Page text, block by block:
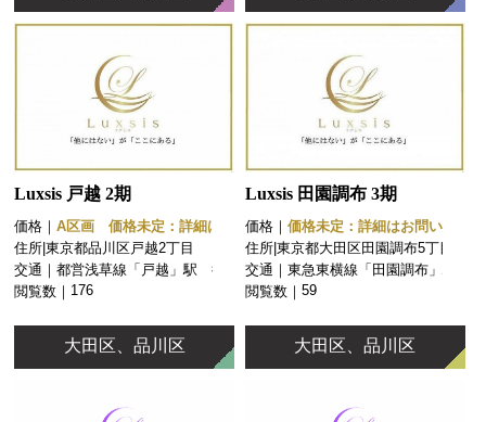
Luxsis 戸越 2期
価格｜A区画 価格未定：詳細はお問
い合わせください。
B区画 価格未定：詳細はお問
い合わせください。
住所|東京都品川区戸越2丁目
交通｜都営浅草線「戸越」駅 徒歩4
分
閲覧数｜ 176
Luxsis 田園調布 3期
価格｜ 価格未定：詳細はお問い合わせ
ください
住所| 東京都大田区田園調布5丁目
交通｜ 東急東横線「田園調布」駅 徒
歩12分
閲覧数｜ 59
大田区、品川区 大田区、品川区